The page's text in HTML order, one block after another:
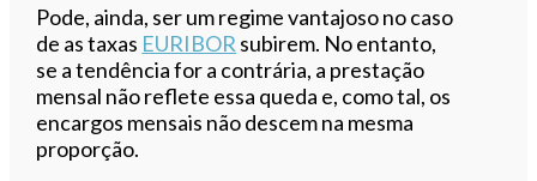
Pode, ainda, ser um regime vantajoso no caso
de as taxas EURIBOR subirem. No entanto,
se a tendência for a contrária, a prestação
mensal não reflete essa queda e, como tal, os
encargos mensais não descem na mesma
proporção.